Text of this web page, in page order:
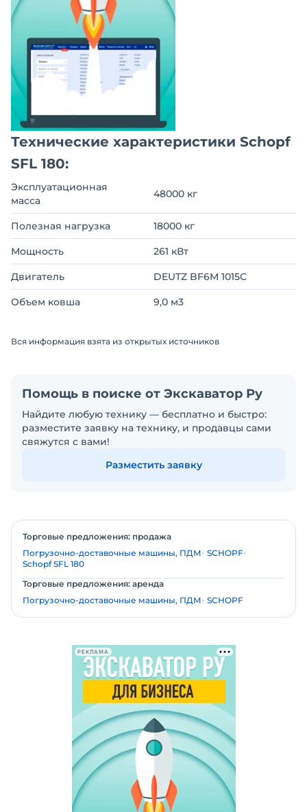
Технические характеристики Schopf
SFL 180:
Эксплуатационная
масса
48000 кг
Полезная нагрузка 18000 кг
Мощность 261 кВт
Двигатель DEUTZ BF6M 1015C
Объем ковша 9,0 м3
Вся информация взята из открытых источников
Помощь в поиске от Экскаватор Ру
Найдите любую технику — бесплатно и быстро:
разместите заявку на технику, и продавцы сами
свяжутся с вами!
Разместить заявку
Торговые предложения: продажа
Погрузочно-доставочные машины, ПДМ SCHOPF
Schopf SFL 180
Торговые предложения: аренда
Погрузочно-доставочные машины, ПДМ SCHOPF
РЕКЛАМА